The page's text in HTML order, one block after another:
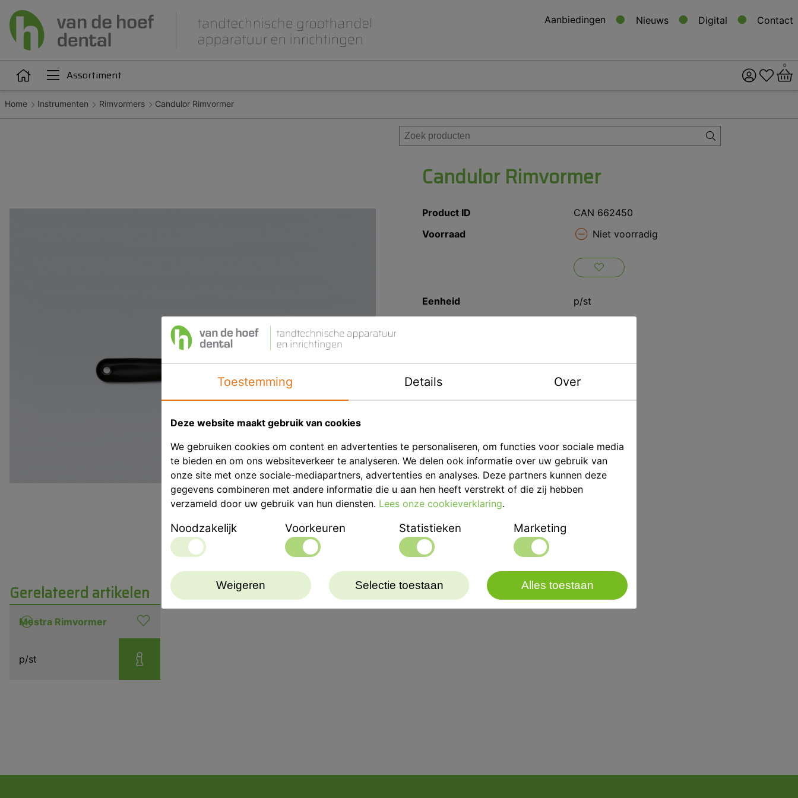
Aanbiedingen Nieuws Digital Contact
Assortiment
Articulatie Attachments
Gips en inbedmassa
Implantologie
Meubilair en inrichting
Modelleren en was
0
Home Instrumenten Rimvormers Candulor Rimvormer
Candulor Rimvormer
Product ID
CAN 662450
Voorraad
Niet voorradig
Eenheid
p/st
Gerelateerd artikelen
Mestra Rimvormer
p/st
Toestemming Details Over
Deze website maakt gebruik van cookies
We gebruiken cookies om content en advertenties te personaliseren, om functies voor sociale media
te bieden en om ons websiteverkeer te analyseren. We delen ook informatie over uw gebruik van
onze site met onze sociale-mediapartners, advertenties en analyses. Deze partners kunnen deze
gegevens combineren met andere informatie die u aan hen heeft verstrekt of die zij hebben
verzameld door uw gebruik van hun diensten. Lees onze cookieverklaring.
Noodzakelijk Voorkeuren Statistieken Marketing
Weigeren Selectie toestaan Alles toestaan